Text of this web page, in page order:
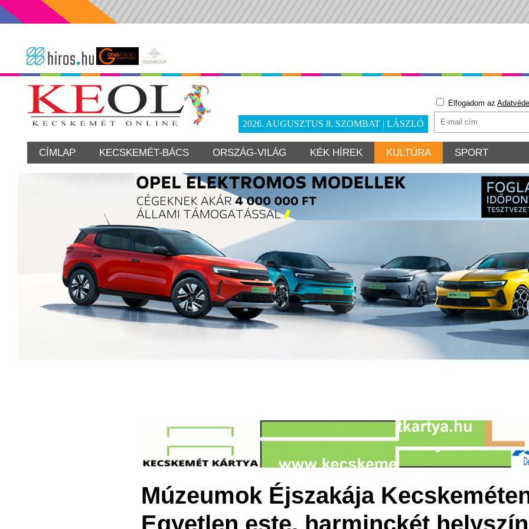
2026. AUGUSZTUS 8. SZOMBAT | LÁSZLÓ
Elfogadom az
CÍMLAP KECSKEMÉT-BÁCS ORSZÁG-VILÁG KÉK HÍREK KULTÚRA SPORT
Múzeumok Éjszakája